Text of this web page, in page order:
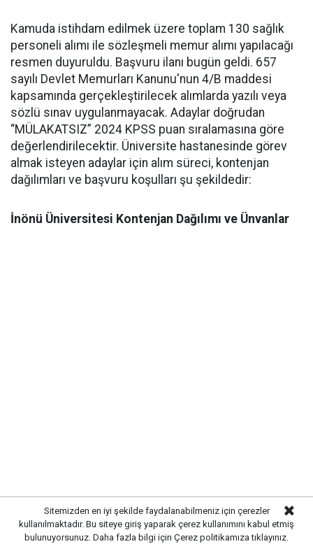
Kamuda istihdam edilmek üzere toplam 130 sağlık
personeli alımı ile sözleşmeli memur alımı yapılacağı
resmen duyuruldu. Başvuru ilanı bugün geldi. 657
sayılı Devlet Memurları Kanunu'nun 4/B maddesi
kapsamında gerçekleştirilecek alımlarda yazılı veya
sözlü sınav uygulanmayacak. Adaylar doğrudan
“MÜLAKATSIZ” 2024 KPSS puan sıralamasına göre
değerlendirilecektir. Üniversite hastanesinde görev
almak isteyen adaylar için alım süreci, kontenjan
dağılımları ve başvuru koşulları şu şekildedir:
İnönü Üniversitesi Kontenjan Dağılımı ve Ünvanlar
Sitemizden en iyi şekilde faydalanabilmeniz için çerezler
kullanılmaktadır. Bu siteye giriş yaparak çerez kullanımını kabul etmiş
bulunuyorsunuz. Daha fazla bilgi için Çerez politikamıza tıklayınız.